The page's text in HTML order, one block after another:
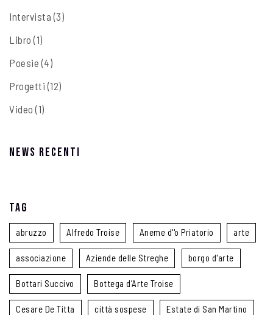
Intervista (3)
Libro (1)
Poesie (4)
Progetti (12)
Video (1)
News recenti
Tag
abruzzo Alfredo Troise Aneme d''o Priatorio arte
associazione Aziende delle Streghe borgo d'arte
Bottari Succivo Bottega d’Arte Troise
Cesare De Titta città sospese Estate di San Martino